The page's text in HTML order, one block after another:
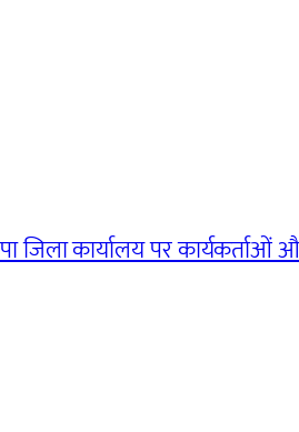
जिला कार्यालय पर